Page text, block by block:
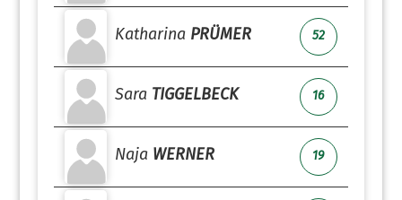
Katharina PRÜMER 52
Sara TIGGELBECK 16
Naja WERNER 19